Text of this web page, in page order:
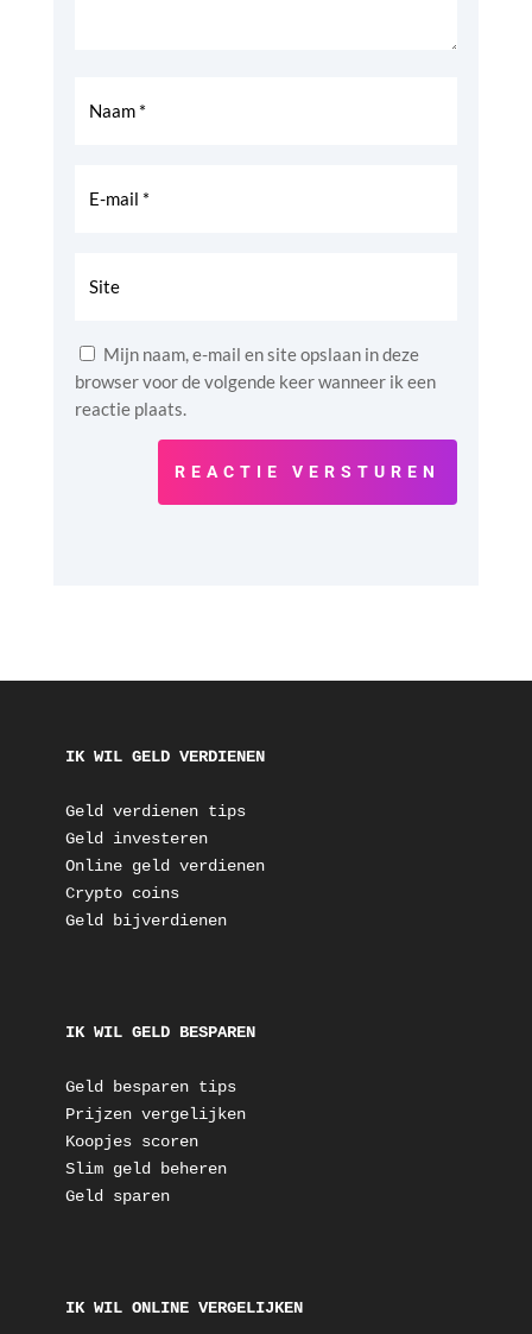
Mijn naam, e-mail en site opslaan in deze
browser voor de volgende keer wanneer ik een
reactie plaats.
REACTIE VERSTUREN
IK WIL GELD VERDIENEN
Geld verdienen tips
Geld investeren
Online geld verdienen
Crypto coins
Geld bijverdienen
IK WIL GELD BESPAREN
Geld besparen tips
Prijzen vergelijken
Koopjes scoren
Slim geld beheren
Geld sparen
IK WIL ONLINE VERGELIJKEN